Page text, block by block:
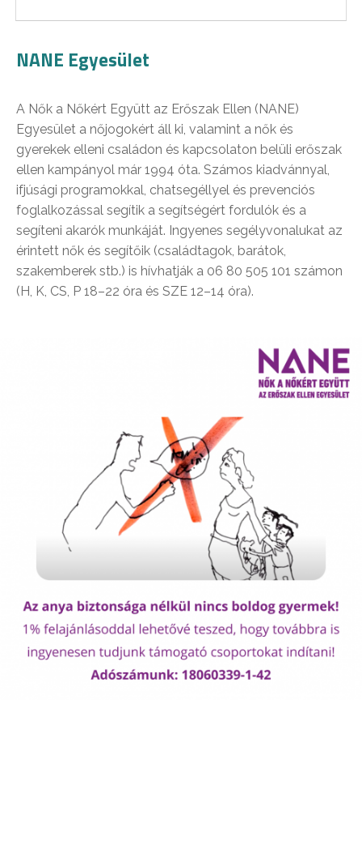
NANE Egyesület
A Nők a Nőkért Együtt az Erőszak Ellen (NANE)
Egyesület a nőjogokért áll ki, valamint a nők és
gyerekek elleni családon és kapcsolaton belüli erőszak
ellen kampányol már 1994 óta. Számos kiadvánnyal,
ifjúsági programokkal, chatsegéllyel és prevenciós
foglalkozással segítik a segítségért fordulók és a
segíteni akarók munkáját. Ingyenes segélyvonalukat az
érintett nők és segítőik (családtagok, barátok,
szakemberek stb.) is hívhatják a 06 80 505 101 számon
(H, K, CS, P 18–22 óra és SZE 12–14 óra).